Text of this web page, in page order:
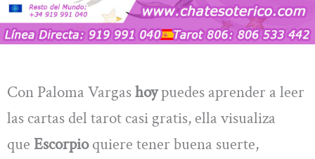
Con Paloma Vargashoypuedes aprender a leer
las cartas del tarot casi gratis, ella visualiza
que Escorpioquiere tener buena suerte,